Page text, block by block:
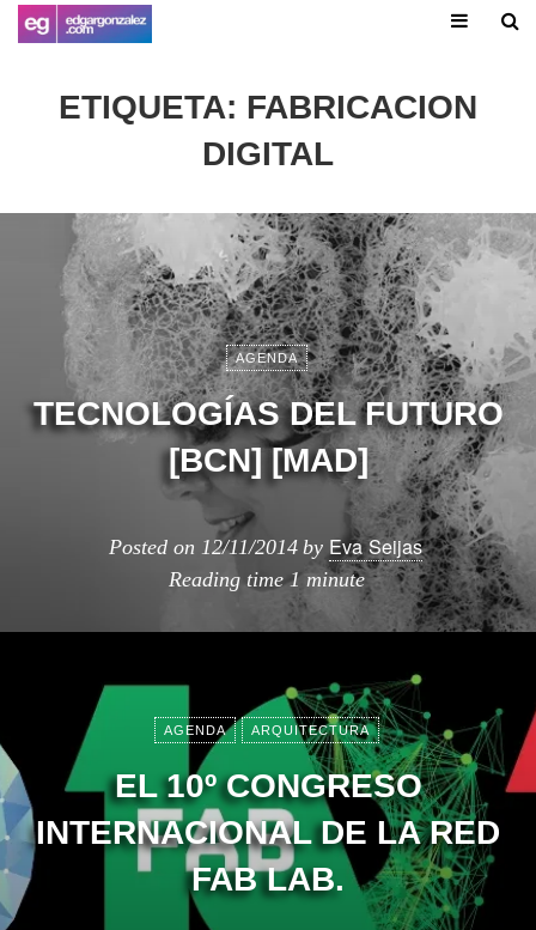
ETIQUETA: FABRICACION
DIGITAL
AGENDA
TECNOLOGÍAS DEL FUTURO
[BCN] [MAD]
Posted on 12/11/2014 by Eva Seijas
Reading time1 minute
AGENDA ARQUITECTURA
EL 10º CONGRESO
INTERNACIONAL DE LA RED
FAB LAB.